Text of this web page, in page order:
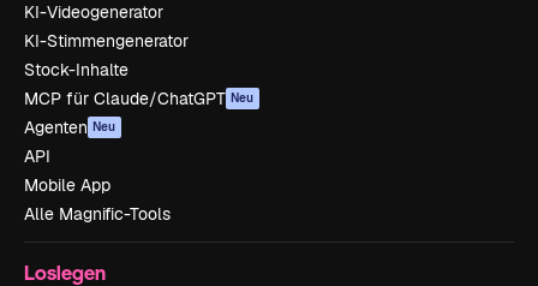
KI-Videogenerator
KI-Stimmengenerator
Stock-Inhalte
MCP für Claude/ChatGPT Neu
Agenten Neu
API
Mobile App
Alle Magnific-Tools
Loslegen